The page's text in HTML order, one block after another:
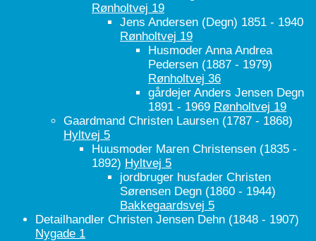
Rønholtvej 19
Jens Andersen (Degn) 1851 - 1940
Rønholtvej 19
Husmoder Anna Andrea
Pedersen (1887 - 1979)
Rønholtvej 36
gårdejer Anders Jensen Degn
1891 - 1969 Rønholtvej 19
Gaardmand Christen Laursen (1787 - 1868)
Hyltvej 5
Huusmoder Maren Christensen (1835 -
1892) Hyltvej 5
jordbruger husfader Christen
Sørensen Degn (1860 - 1944)
Bakkegaardsvej 5
Detailhandler Christen Jensen Dehn (1848 - 1907)
Nygade 1